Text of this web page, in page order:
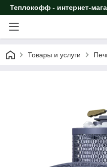
Теплокофф - интернет-
Товары и услуги